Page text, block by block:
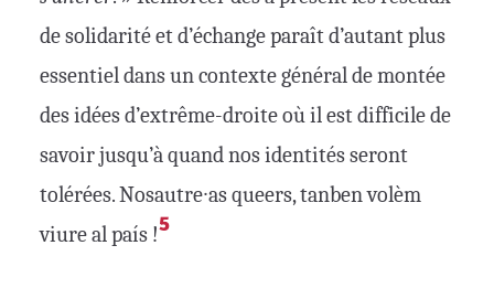
de solidarité et d’échange paraît d’autant plus
essentiel dans un contexte général de montée
des idées d’extrême-droite où il est difficile de
savoir jusqu’à quand nos identités seront
tolérées. Nosautre∙as queers, tanben volèm
viure al país !5